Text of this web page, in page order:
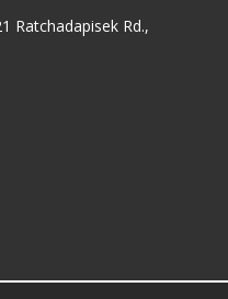
Ratchadapisek Rd.,